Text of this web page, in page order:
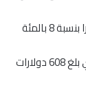
وانخفض الديزل من 611 دولارا الى 562 دولارا بنسبة 8 بالمئة وانخفض الكاز من 647 دولارا الى 594 دولارا بنسبة 8 بالمئة
واستقر معدل سعر الغاز البترولي المسال في شهر نيسان الحالي عند معدل سعره في آذار الماضي الذي بلغ 608 دولارات